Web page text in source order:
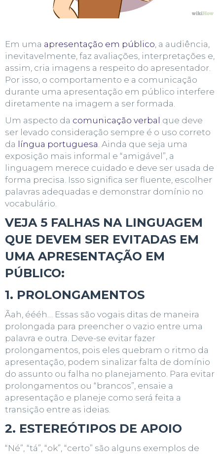
Em uma apresentação em público a audiência,
inevitavelmente, faz avaliações, interpretações e,
assim, cria imagens a respeito do apresentador.
Por isso, o comportamento e a comunicação
durante uma apresentação em público interfere
diretamente na imagem a ser formada.
Um aspecto da comunicação verbal que deve
ser levado consideração sempre é o uso correto
da língua portuguesa . Ainda que seja uma
exposição mais informal e “amigável”, a
linguagem merece cuidado e deve ser usada de
forma precisa. Isso significa ser fluente, escolher
palavras adequadas e demonstrar domínio no
vocabulário.
VEJA 5 FALHAS NA LINGUAGEM
QUE DEVEM SER EVITADAS EM
UMA APRESENTAÇÃO EM
PÚBLICO:
1. PROLONGAMENTOS
Ãah, éééh… Essas são vogais ditas de maneira
prolongada para preencher o vazio entre uma
palavra e outra. Deve-se evitar fazer
prolongamentos, pois eles quebram o ritmo da
apresentação, podem sinalizar falta de domínio
do assunto ou falha no planejamento. Para evitar
prolongamentos ou “brancos”, ensaie a
apresentação e planeje como será feita a
transição entre as ideias.
2. ESTEREÓTIPOS DE APOIO
“Né”, “tá”, “ok”, “certo” são alguns exemplos de